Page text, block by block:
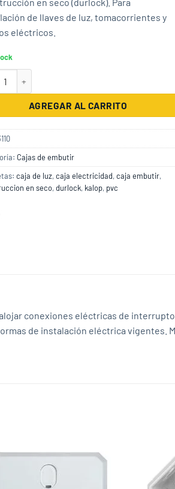
de llaves de luz, tomacorrientes y
eléctricos.
AGREGAR AL CARRITO
Cajas de embutir
caja de luz,caja electricidad,caja embutir,
en seco,durlock, kalop, pvc
alojar conexiones eléctricas de
de instalación eléctrica vigentes.
Add to